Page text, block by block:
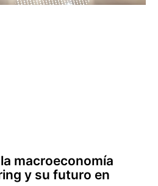
macroeconomía
y su futuro en